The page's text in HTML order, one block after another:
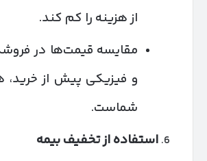
از هزینه را کم کند.
مقایسه قیمت‌ها در
و فیزیکی پیش از
شماست.
استفاده از تخفیف بیمه